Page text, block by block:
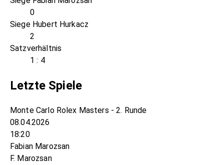
0
Siege Hubert Hurkacz
2
Satzverhältnis
1 : 4
Letzte Spiele
Monte Carlo Rolex Masters - 2. Runde
08.04.2026
18:20
Fabian Marozsan
F. Marozsan